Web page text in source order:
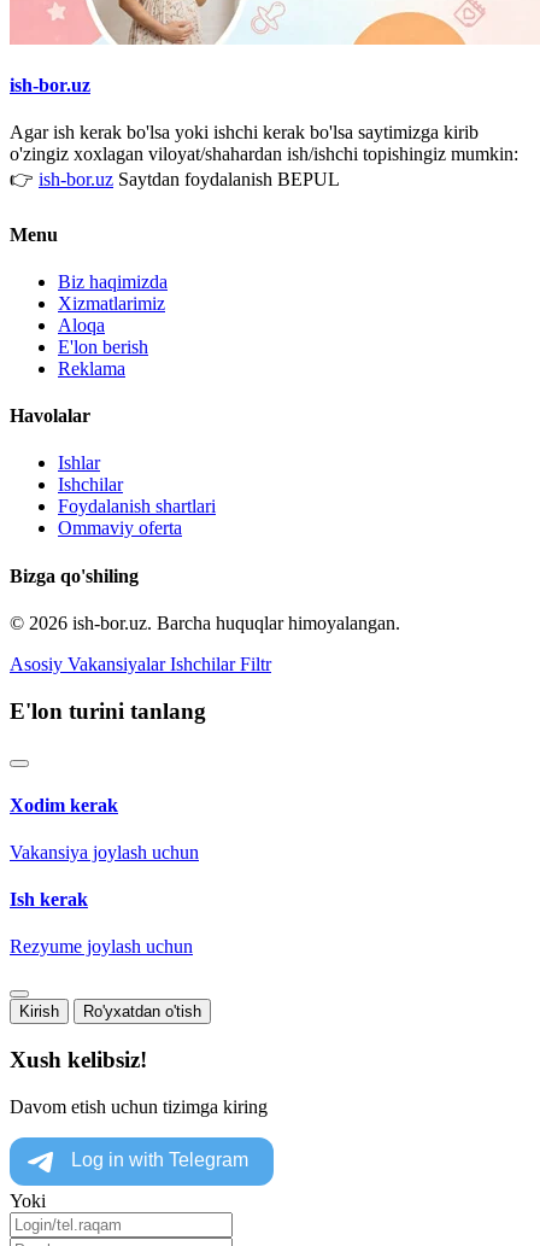
ish-bor.uz
Agar ish kerak bo'lsa yoki ishchi kerak bo'lsa saytimizga kirib
o'zingiz xoxlagan viloyat/shahardan ish/ishchi topishingiz mumkin:
👉 ish-bor.uz Saytdan foydalanish BEPUL
Menu
Biz haqimizda
Xizmatlarimiz
Aloqa
E'lon berish
Reklama
Havolalar
Ishlar
Ishchilar
Foydalanish shartlari
Ommaviy oferta
Bizga qo'shiling
© 2026 ish-bor.uz. Barcha huquqlar himoyalangan.
Asosiy Vakansiyalar Ishchilar Filtr
E'lon turini tanlang
Xodim kerak
Vakansiya joylash uchun
Ish kerak
Rezyume joylash uchun
Kirish Ro'yxatdan o'tish
Xush kelibsiz!
Davom etish uchun tizimga kiring
Yoki